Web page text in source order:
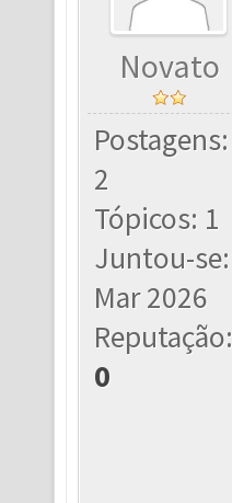
Novato
Postagens:
2
Tópicos: 1
Juntou-se:
Mar 2026
Reputação:
0